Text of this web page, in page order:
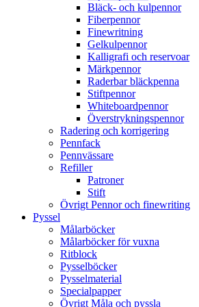
Bläck- och kulpennor
Fiberpennor
Finewritning
Gelkulpennor
Kalligrafi och reservoar
Märkpennor
Raderbar bläckpenna
Stiftpennor
Whiteboardpennor
Överstrykningspennor
Radering och korrigering
Pennfack
Pennvässare
Refiller
Patroner
Stift
Övrigt Pennor och finewriting
Pyssel
Målarböcker
Målarböcker för vuxna
Ritblock
Pysselböcker
Pysselmaterial
Specialpapper
Övrigt Måla och pyssla